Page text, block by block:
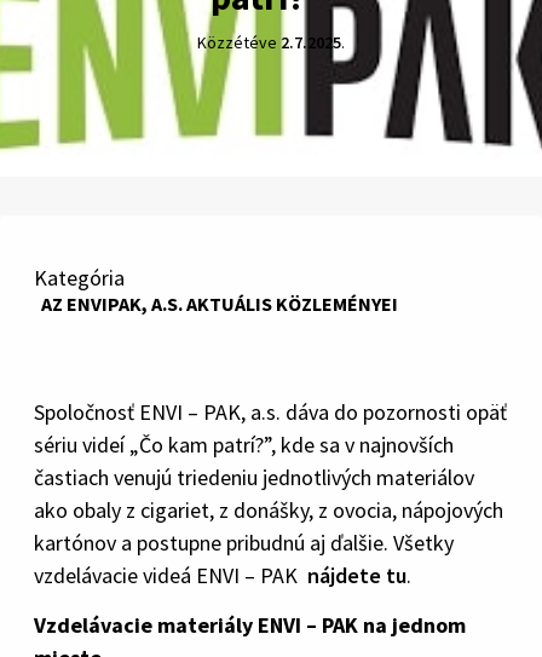
Közzétéve 2.7.2025.
Kategória
AZ ENVIPAK, A.S. AKTUÁLIS KÖZLEMÉNYEI
Spoločnosť ENVI – PAK, a.s. dáva do pozornosti opäť
sériu videí „Čo kam patrí?”, kde sa v najnovších
častiach venujú triedeniu jednotlivých materiálov
ako obaly z cigariet, z donášky, z ovocia, nápojových
kartónov a postupne pribudnú aj ďalšie. Všetky
vzdelávacie videá ENVI – PAK nájdete tu.
Vzdelávacie materiály ENVI – PAK na jednom